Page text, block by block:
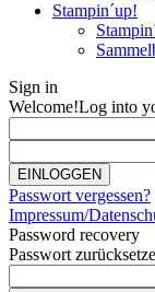
Stampin´up!
Sign in
Welcome!Log into
Passwort vergessen?
Impressum/
Password recovery
Passwort